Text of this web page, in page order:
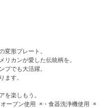
変形プレート。
リカンが愛した伝統柄を。
プでも大活躍。
ます。
を楽しもう。
ーブン使用 ×・食器洗浄機使用 ×